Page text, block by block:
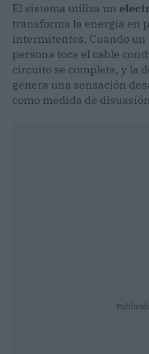
El sistema utiliza un
transforma la energía en
intermitentes. Cuando un
persona toca el cable
circuito se completa, y la
genera una sensación
como medida de